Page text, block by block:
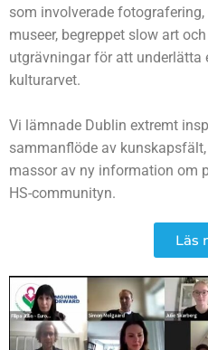
som involverade
museer, begreppet slow art
utgrävningar för att underlätta
kulturarvet.
Vi lämnade Dublin extremt
sammanflöde av
massor av ny information om
HS-communityn.
Läs